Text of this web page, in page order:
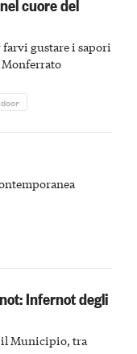
cuore del
gustare i sapori
Monferrato
Infernot degli
il Municipio, tra